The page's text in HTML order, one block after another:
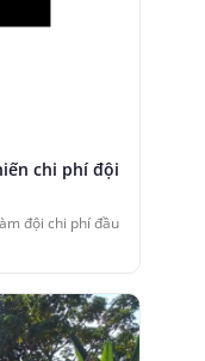
chi phí đội
đội chi phí đầu